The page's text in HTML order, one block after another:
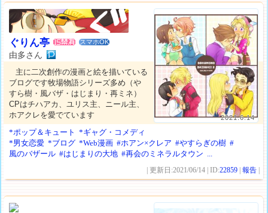
2021.6.14
ぐりん亭 スマホOK
由多さん
主に二次創作の漫画と絵を描いている
ブログです牧場物語シリーズ多め（や
すら樹・風バザ・はじまり・再ミネ）
CPはチハアカ、ユリス主、ニール主、
ホアクレを愛でています
*ポップ＆キュート
*ギャグ・コメディ
*男女恋愛 *ブログ *Web漫画 #ホアン×クレア #やすらぎの樹 #
風のバザール #はじまりの大地 #再会のミネラルタウン ...
| 更新日:2021/06/14 | ID:22859 |報告